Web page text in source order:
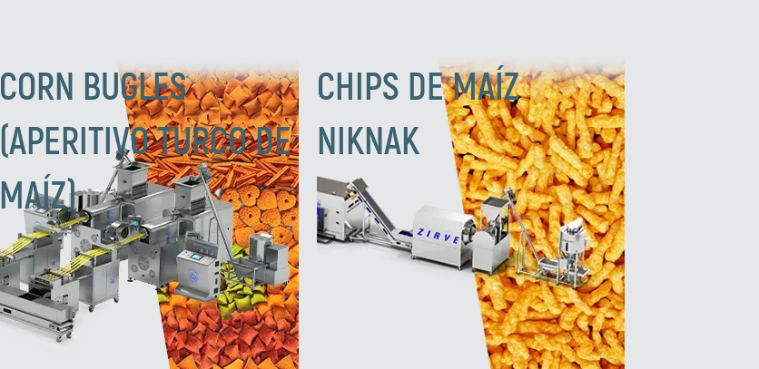
CORN BUGLES
(APERITIVO TURCO DE
MAÍZ)
CHIPS DE MAÍZ
NIKNAK